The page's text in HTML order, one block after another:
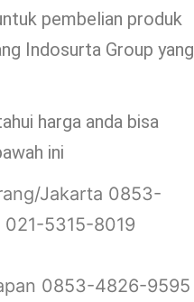
pembelian produk
Indosurta Group yang
harga anda bisa
ini
Jakarta 0853-
5315-8019
0853-4826-9595